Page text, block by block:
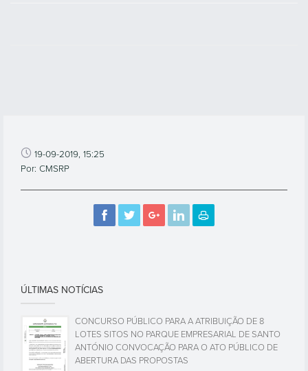
19-09-2019, 15:25
Por: CMSRP
ÚLTIMAS NOTÍCIAS
CONCURSO PÚBLICO PARA A ATRIBUIÇÃO DE 8
LOTES SITOS NO PARQUE EMPRESARIAL DE SANTO
ANTÓNIO CONVOCAÇÃO PARA O ATO PÚBLICO DE
ABERTURA DAS PROPOSTAS